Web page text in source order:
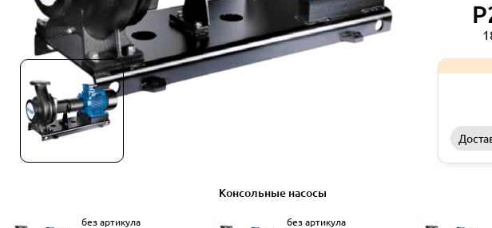
Консольные насосы
без артикула без артикула